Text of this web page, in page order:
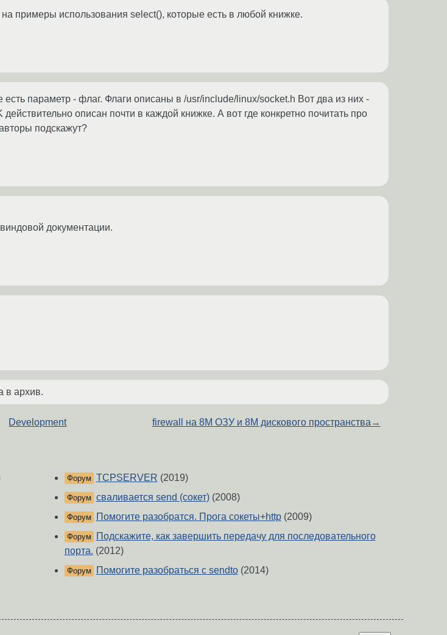
примеры использования select(), которые есть в любой книжке.
есть параметр - флаг. Флаги описаны в /usr/include/linux/socket.h Вот два из них -
описан почти в каждой книжке. А вот где конкретно почитать про
подскажут?
документации.
в архив.
Development firewall на 8М ОЗУ и 8М дискового пространства →
Форум TCPSERVER (2019)
Форум сваливается send (сокет)(2008)
Форум Помогите разобратся. Прога сокеты+http(2009)
Форум
Подскажите, как завершить передачу для последовательного
порта. (2012)
Форум Помогите разобраться с sendto(2014)